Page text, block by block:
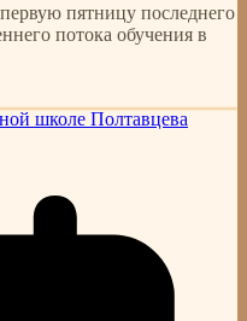
пятницу последнего
потока обучения в